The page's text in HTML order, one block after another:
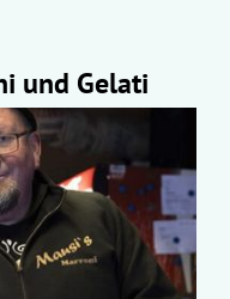
und Gelati